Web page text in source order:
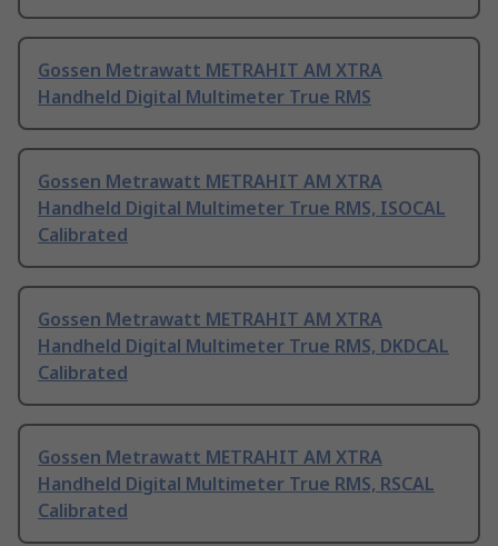
Gossen Metrawatt METRAHIT AM XTRA
Handheld Digital Multimeter True RMS
Gossen Metrawatt METRAHIT AM XTRA
Handheld Digital Multimeter True RMS, ISOCAL
Calibrated
Gossen Metrawatt METRAHIT AM XTRA
Handheld Digital Multimeter True RMS, DKDCAL
Calibrated
Gossen Metrawatt METRAHIT AM XTRA
Handheld Digital Multimeter True RMS, RSCAL
Calibrated